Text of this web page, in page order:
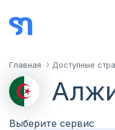
Главная Доступные
Выберите сервис